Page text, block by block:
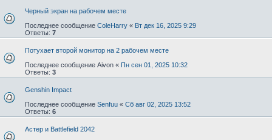
Черный экран на рабочем месте
Последнее сообщение ColeHarry « Вт дек 16, 2025 9:29
Ответы: 7
Потухает второй монитор на 2 рабочем месте
Последнее сообщение Aivon « Пн сен 01, 2025 10:32
Ответы: 3
Genshin Impact
Последнее сообщение Senfuu « Сб авг 02, 2025 13:52
Ответы: 6
Астер и Battlefield 2042